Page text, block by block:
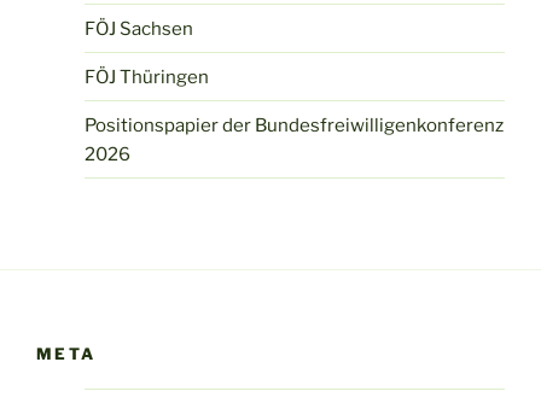
FÖJ Sachsen
FÖJ Thüringen
Positionspapier der Bundesfreiwilligenkonferenz
2026
META